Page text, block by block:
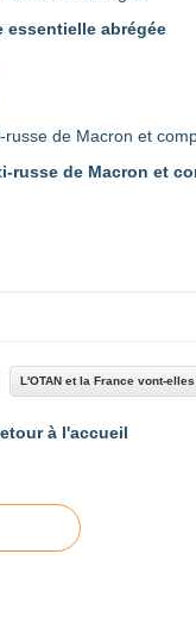
abrégée
russe de Macron et
à l'accueil